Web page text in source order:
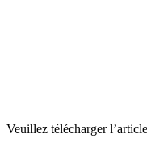
Veuillez télécharger